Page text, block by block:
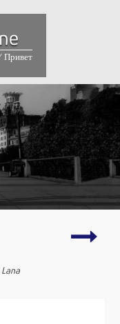
Привет
Lana